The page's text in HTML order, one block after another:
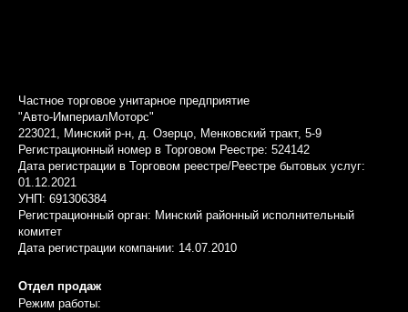
Частное торговое унитарное предприятие
"Авто-ИмпериалМоторс"
223021, Минский р-н, д. Озерцо, Менковский тракт, 5-9
Регистрационный номер в Торговом Реестре: 524142
Дата регистрации в Торговом реестре/Реестре бытовых услуг:
01.12.2021
УНП: 691306384
Регистрационный орган: Минский районный исполнительный
комитет
Дата регистрации компании: 14.07.2010
Отдел продаж
Режим работы: